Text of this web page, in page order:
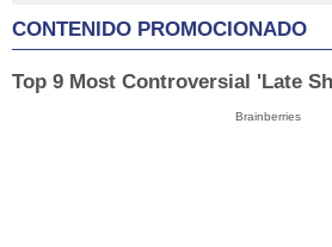
CONTENIDO PROMOCIONADO
Top 9 Most Controversial 'Late
Brainberries